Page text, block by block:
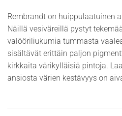
Rembrandt on huippulaatuinen
Näillä vesiväreillä pystyt
valööriliukumia tummasta
sisältävät erittäin paljon
kirkkaita värikylläisiä pintoja.
ansiosta värien kestävyys on